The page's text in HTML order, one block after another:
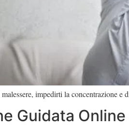
impedirti la concentrazione e
Guidata